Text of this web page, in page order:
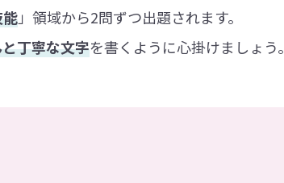
」領域から2問ずつ出題されます。
丁寧な文字を書くように心掛けましょう。